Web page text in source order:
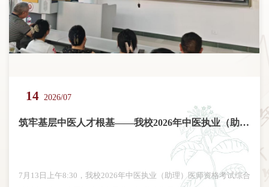
14 2026/07
筑牢基层中医人才根基——我校2026年中医执业（助理）医师...
7月13日上午8:30，我校2026年中医执业（助理）医师资格考试综合
30 2026/04
严把毕业生质量关 筑牢中医人才基础 ——贵州中医药大学继...
4月30日，贵州中医药大学继续教育学院2024级中医学（专升本）
09 2026/04
深化交流合作 共谋继教发展
为进一步提升学历继续教育与非学历教育管理水平和办学质量，4月
28 2026/03
我校2026年成人高等学历继续教育学位英语考试顺利举行
3月27日下午14时至16时，贵州中医药大学2026年成人高等学历继
11 2026/02
校企携手传苗医 深化合作促发展——继续教育学院赴贵州良济...
2026年2月10日，我校继续教育学院院长李志强、副院长冯波及相